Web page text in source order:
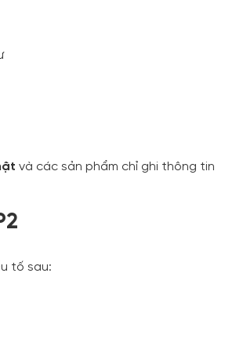
và các sản phẩm chỉ ghi thông tin
tố sau: